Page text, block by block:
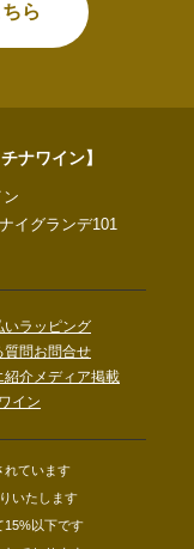
ら
ナワイン】
イグランデ101
いラッピング
質問お問合せ
紹介メディア掲載
イン
れています
いたします
15%以下です